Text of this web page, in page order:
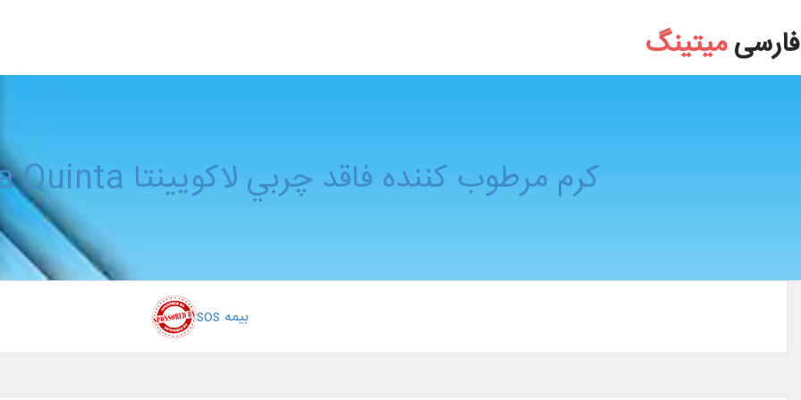
کرم مرطوب کننده فاقد چربي لاکويينتا La Quinta حجم 50 ميل
فارسیمیتینگ
کرم مرطوب کننده فاقد چربي لاکويينتا La Quinta حجم 50 ميل
بیمه sos